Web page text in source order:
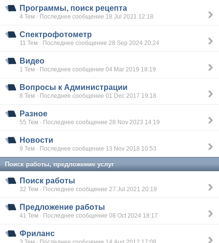
Программы, поиск рецепта
4 Тем · Последнее сообщение 18 Jul 2021 12:18
Спектрофотометр
11 Тем · Последнее сообщение 28 Sep 2024 20:24
Видео
1 Тем · Последнее сообщение 04 Mar 2019 18:19
Вопросы к Администрации
8 Тем · Последнее сообщение 01 Dec 2017 19:18
Разное
55 Тем · Последнее сообщение 28 Nov 2023 14:19
Новости
9 Тем · Последнее сообщение 13 Nov 2018 10:53
Поиск работы, предложение услуг
Поиск работы
32 Тем · Последнее сообщение 27 Jul 2021 20:19
Предложение работы
41 Тем · Последнее сообщение 08 Oct 2024 18:17
Фриланс